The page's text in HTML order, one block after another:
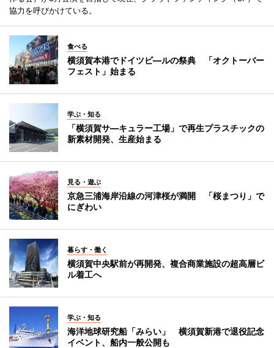
協力を呼びかけている。
食べる
横須賀本港でドイツビ―ルの祭典 「オクトーバー
フェスト」始まる
学ぶ・知る
「横須賀サ―キュラー工場」で再生プラスチックの
新素材開発、生産始まる
見る・遊ぶ
京急三浦海岸沿線の河津桜が満開 「桜まつり」で
にぎわい
暮らす・働く
横須賀中央駅前が再開発、複合商業施設の超高層ビ
ル着工へ
学ぶ・知る
海洋地球研究船「みらい」 横須賀新港で退役記念
イベント、船内一般公開も